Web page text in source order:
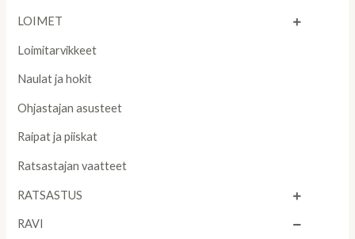
LOIMET
Loimitarvikkeet
Naulat ja hokit
Ohjastajan asusteet
Raipat ja piiskat
Ratsastajan vaatteet
RATSASTUS
RAVI